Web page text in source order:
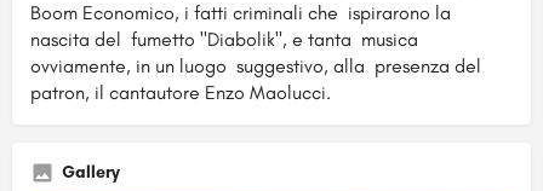
Boom Economico, i fatti criminali che ispirarono la
nascita del fumetto "Diabolik", e tanta musica
ovviamente, in un luogo suggestivo, alla presenza del
patron, il cantautore Enzo Maolucci.
Gallery